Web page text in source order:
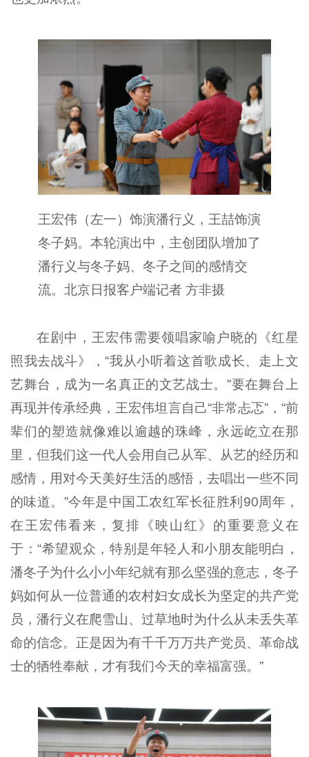
王宏伟（左一）饰演潘行义，王喆饰演
冬子妈。本轮演出中，主创团队增加了
潘行义与冬子妈、冬子之间的感情交
流。北京日报客户端记者 方非摄
在剧中，王宏伟需要领唱家喻户晓的《红星
照我去战斗》，“我从小听着这首歌成长、走上文
艺舞台，成为一名真正的文艺战士。”要在舞台上
再现并传承经典，王宏伟坦言自己“非常忐忑”，“前
辈们的塑造就像难以逾越的珠峰，永远屹立在那
里，但我们这一代人会用自己从军、从艺的经历和
感情，用对今天美好生活的感悟，去唱出一些不同
的味道。”今年是中国工农红军长征胜利90周年，
在王宏伟看来，复排《映山红》的重要意义在
于：“希望观众，特别是年轻人和小朋友能明白，
潘冬子为什么小小年纪就有那么坚强的意志，冬子
妈如何从一位普通的农村妇女成长为坚定的共产党
员，潘行义在爬雪山、过草地时为什么从未丢失革
命的信念。正是因为有千千万万共产党员、革命战
士的牺牲奉献，才有我们今天的幸福富强。”